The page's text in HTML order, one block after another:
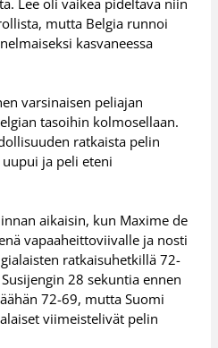
mutta Belgia runnoi
kasvaneessa
varsinaisen peliajan
tasoihin kolmosellaan.
ratkaista pelin
ja peli eteni
aikaisin, kun Maxime de
vapaaheittoviivalle ja nosti
ratkaisuhetkillä 72-
28 sekuntia ennen
72-69, mutta Suomi
viimeistelivät pelin